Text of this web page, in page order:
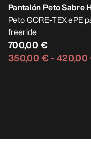
Pantalón Peto Sabre
Peto GORE-TEX ePE
freeride
700,00 €
350,00 €- 420,00